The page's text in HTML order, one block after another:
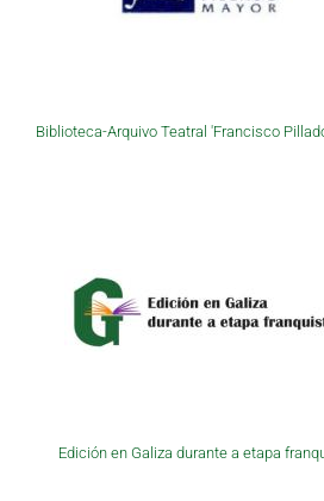
Biblioteca-Arquivo Teatral 'Francisco
Edición en Galiza durante a etapa